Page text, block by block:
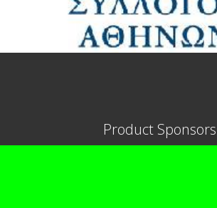
Product Sponsors